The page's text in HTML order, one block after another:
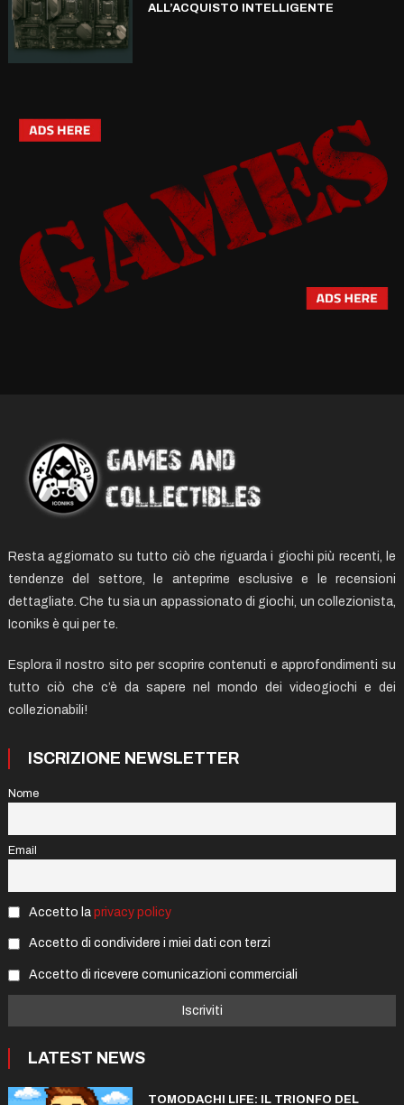
ALL’ACQUISTO INTELLIGENTE
Resta aggiornato su tutto ciò che riguarda i giochi più recenti, le
tendenze del settore, le anteprime esclusive e le recensioni
dettagliate. Che tu sia un appassionato di giochi, un collezionista,
Iconiks è qui per te.
Esplora il nostro sito per scoprire contenuti e approfondimenti su
tutto ciò che c’è da sapere nel mondo dei videogiochi e dei
collezionabili!
ISCRIZIONE NEWSLETTER
Nome
Email
Accetto la privacy policy
Accetto di condividere i miei dati con terzi
Accetto di ricevere comunicazioni commerciali
LATEST NEWS
TOMODACHI LIFE: IL TRIONFO DEL